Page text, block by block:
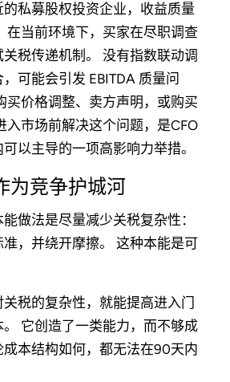
私募股权投资企业，收益质量
在当前环境下，买家在尽职调查
税传递机制。 没有指数联动调
可能会引发 EBITDA 质量问
买价格调整、卖方声明，或购买
入市场前解决这个问题，是CFO
以主导的一项高影响力举措。
为竞争护城河
做法是尽量减少关税复杂性：
，并绕开摩擦。 这种本能是可
税的复杂性，就能提高进入门
它创造了一类能力，而不够成
本结构如何，都无法在90天内